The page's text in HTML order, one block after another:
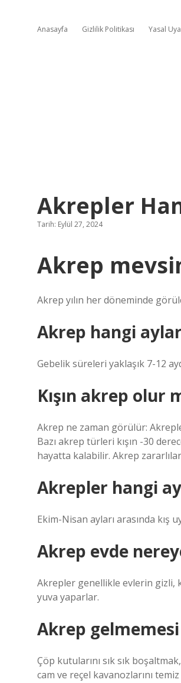
Anasayfa Gizlilik Politikası Yasal
Akrepler
Tarih: Eylül 27, 2024
Akrep
Akrep yılın her döneminde
Akrep hangi
Gebelik süreleri yaklaşık 7-12
Kışın akrep olur
Akrep ne zaman görülür:
Bazı akrep türleri kışın -30
hayatta kalabilir. Akrep
Akrepler hangi
Ekim-Nisan ayları arasında kış
Akrep evde
Akrepler genellikle evlerin gizli,
yuva yaparlar.
Akrep
Çöp kutularını sık sık
cam ve reçel kavanozlarını